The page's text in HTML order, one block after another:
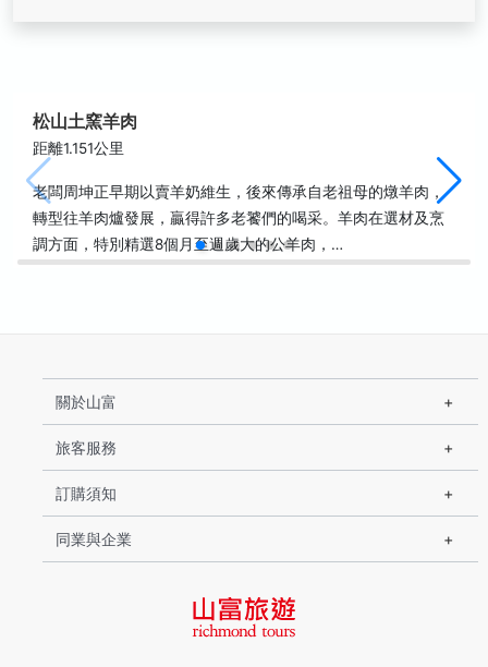
松山土窯羊肉
距離1.151公里
老闆周坤正早期以賣羊奶維生，後來傳承自老祖母的燉羊肉，
轉型往羊肉爐發展，贏得許多老饕們的喝采。羊肉在選材及烹
調方面，特別精選8個月至週歲大的公羊肉，…
關於山富
旅客服務
訂購須知
同業與企業